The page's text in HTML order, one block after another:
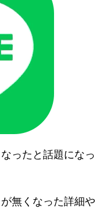
ったと話題になっ
無くなった詳細や